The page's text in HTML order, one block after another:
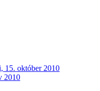
15. október 2010
2010